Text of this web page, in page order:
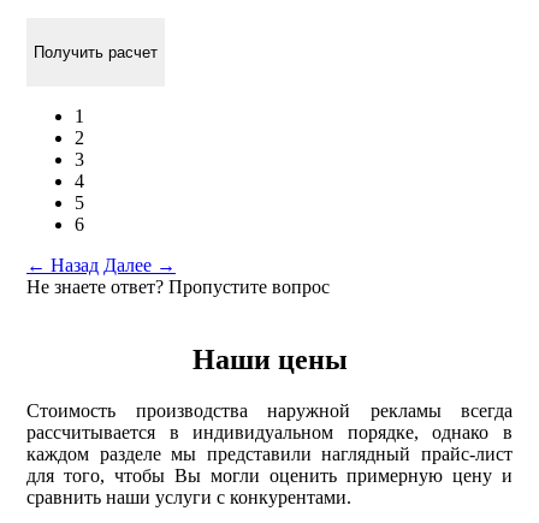
Получить расчет
1
2
3
4
5
6
← Назад Далее →
Не знаете ответ? Пропустите вопрос
Наши цены
Стоимость производства наружной рекламы всегда
рассчитывается в индивидуальном порядке, однако в
каждом разделе мы представили наглядный прайс-лист
для того, чтобы Вы могли оценить примерную цену и
сравнить наши услуги с конкурентами.